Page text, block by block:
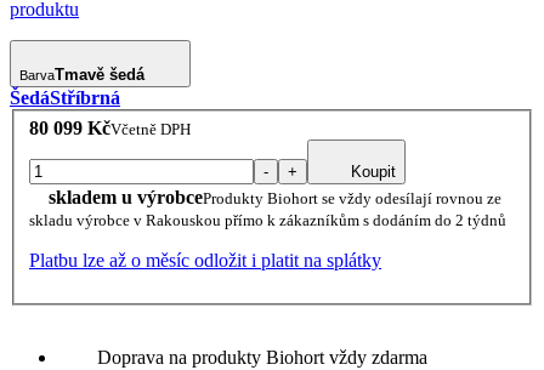
produktu
BarvaTmavě šedá
ŠedáStříbrná
80 099 KčVčetně DPH
- + Koupit
skladem u výrobceProdukty Biohort se vždy odesílají rovnou ze
skladu výrobce v Rakouskou přímo k zákazníkům s dodáním do 2 týdnů
Platbu lze až o měsíc odložit i platit na splátky
Doprava na produkty Biohort vždy zdarma